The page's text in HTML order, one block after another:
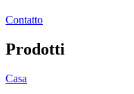
Contatto
Prodotti
Casa